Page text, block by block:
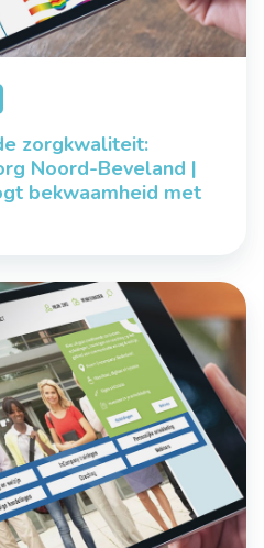
zorgkwaliteit:
Noord-Beveland |
bekwaamheid met